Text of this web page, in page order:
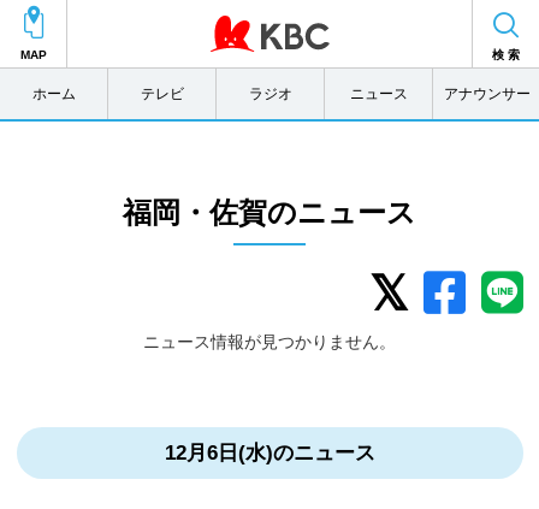
MAP 検 索
ホーム テレビ ラジオ ニュース アナウンサー
福岡・佐賀のニュース
ニュース情報が見つかりません。
12月6日(水)のニュース